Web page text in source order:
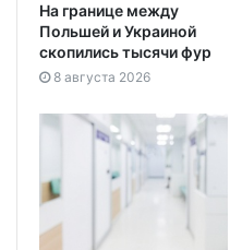
На границе между
Польшей и Украиной
скопились тысячи фур
8 августа 2026